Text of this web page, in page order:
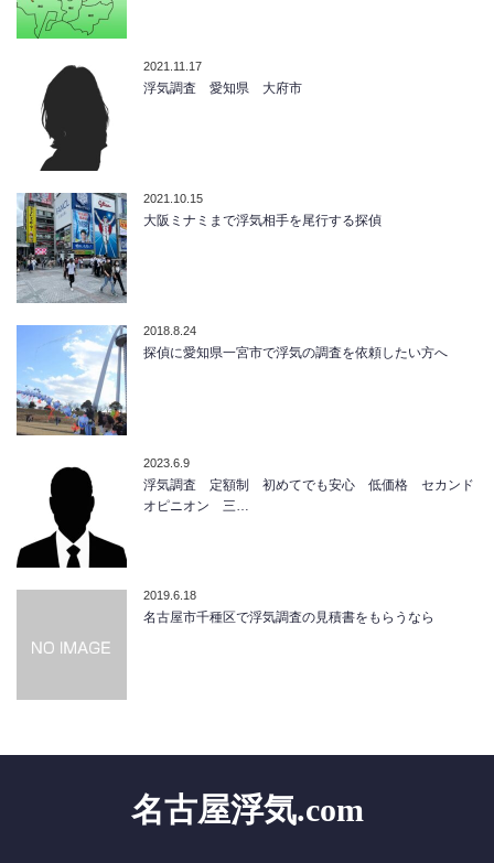
2021.11.17
浮気調査 愛知県 大府市
2021.10.15
大阪ミナミまで浮気相手を尾行する探偵
2018.8.24
探偵に愛知県一宮市で浮気の調査を依頼したい方へ
2023.6.9
浮気調査 定額制 初めてでも安心 低価格 セカンド
オピニオン 三…
2019.6.18
名古屋市千種区で浮気調査の見積書をもらうなら
名古屋浮気.com